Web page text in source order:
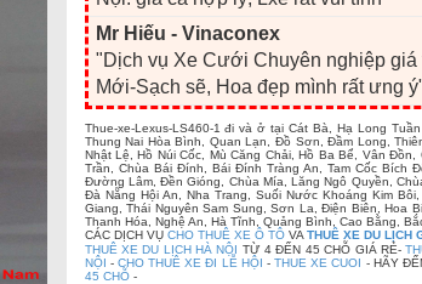
Mr Hiếu - Vinaconex
"Dịch vụ Xe Cưới Chuyên nghiệp giá
Mới-Sạch sẽ, Hoa đẹp mình rất ưng
Thue-xe-Lexus-LS460-1 đi và ở tại Cát Bà, Hạ Long
Thung Nai Hòa Bình, Quan Lạn, Đồ Sơn, Đầm Long,
Nhật Lệ, Hồ Núi Cốc, Mù Căng Chải, Hồ Ba Bể, Vân
Trần, Chùa Bái Đính, Bái Đính Tràng An, Tam Cốc Bích
Đường Lâm, Đền Gióng, Chùa Mía, Lăng Ngô Quyền,
Đà Nẵng Hội An, Nha Trang, Suối Nước Khoáng Kim
Giang, Thái Nguyên Sam Sung, Sơn La, Điện Biên, Hoa
Thanh Hóa, Nghệ An, Hà Tĩnh, Quảng Bình, Cao Bằng,
CÁC DỊCH VỤ CHO THUÊ XE Ô TÔVA THUÊ XE DU LỊCH
THUÊ XE DU LỊCH HÀ NỘI TỪ 4 ĐẾN 45 CHỖ GIÁ RẺ-
NỘI - CHO THUÊ XE ĐI LỄ HỘI -THUE XE CUOI - HÃY
45 CHỖ-